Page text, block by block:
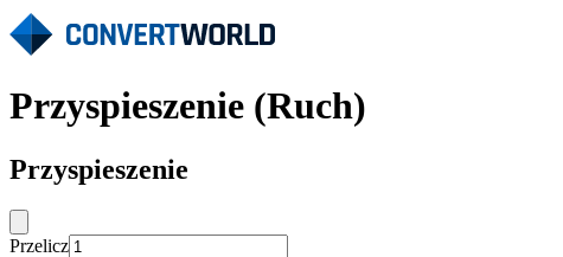
Przyspieszenie (Ruch)
Przyspieszenie
Przelicz